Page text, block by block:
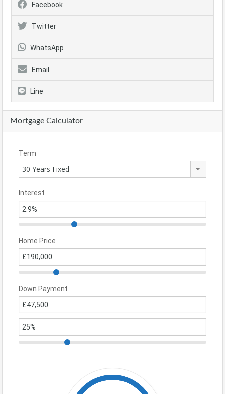
Facebook
Twitter
WhatsApp
Email
Line
Mortgage Calculator
Term
30 Years Fixed
Interest
Home Price
Down Payment